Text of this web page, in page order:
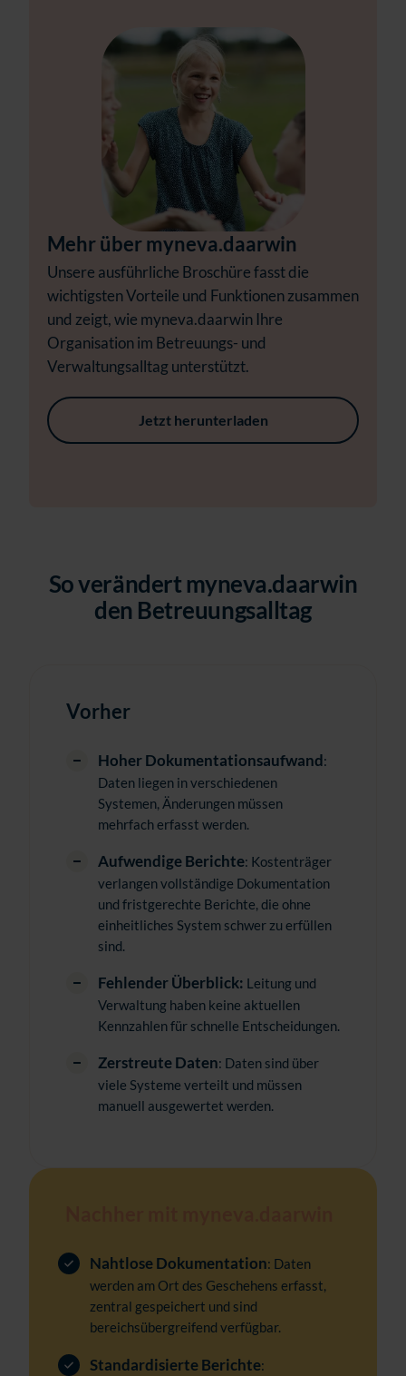
Mehr über myneva.daarwin
Unsere ausführliche Broschüre fasst die
wichtigsten Vorteile und Funktionen zusammen
und zeigt, wie myneva.daarwin Ihre
Organisation im Betreuungs- und
Verwaltungsalltag unterstützt.
Jetzt herunterladen
So verändert myneva.daarwin
den Betreuungsalltag
Vorher
Hoher Dokumentationsaufwand:
Daten liegen in verschiedenen
Systemen, Änderungen müssen
mehrfach erfasst werden.
Aufwendige Berichte: Kostenträger
verlangen vollständige Dokumentation
und fristgerechte Berichte, die ohne
einheitliches System schwer zu erfüllen
sind.
Fehlender Überblick: Leitung und
Verwaltung haben keine aktuellen
Kennzahlen für schnelle Entscheidungen.
Zerstreute Daten: Daten sind über
viele Systeme verteilt und müssen
manuell ausgewertet werden.
Nahtlose Dokumentation: Daten
werden am Ort des Geschehens erfasst,
zentral gespeichert und sind
bereichsübergreifend verfügbar.
Standardisierte Berichte: